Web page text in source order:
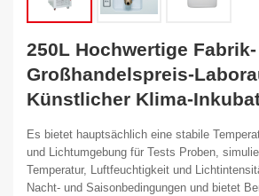
250L Hochwertige Fabrik-
Großhandelspreis-
Künstlicher Klima-
Es bietet hauptsächlich eine stabile
und Lichtumgebung für Tests Proben,
Temperatur, Luftfeuchtigkeit und
Nacht- und Saisonbedingungen und bietet